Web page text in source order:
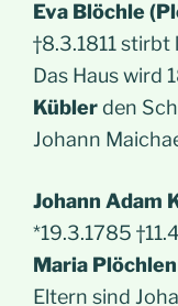
Eva Blöchle
†8.3.1811 stirbt
Das Haus wird
Küblerden
Johann
Johann Adam
*19.3.1785
Maria Plöchlen
Eltern sind